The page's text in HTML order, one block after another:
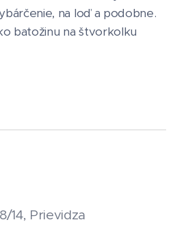
na loď a podobne.
batožinu na štvorkolku
14, Prievidza